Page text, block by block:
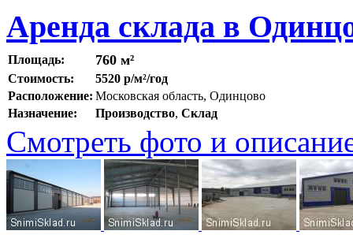
Аренда склада в
Площадь: 760 м²
Стоимость:
5520 р/м²/год
Расположение: Московская область, Одинцово
Назначение:
Производство, Склад
Смотреть фото и